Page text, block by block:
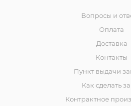
Вопросы и
Оплата
Доставка
Контакты
Пункт выдачи
Как сделать
Контрактное